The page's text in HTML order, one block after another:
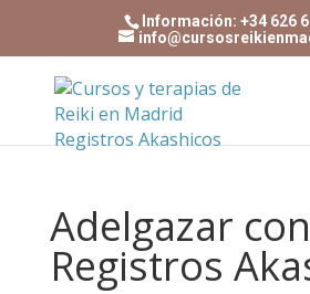
Información: +34 626
Adelgazar
Registros